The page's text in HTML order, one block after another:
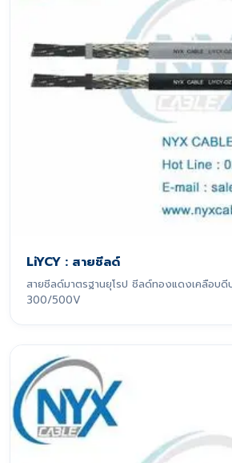
LiYCY : สายชีลด์
สายชีลด์มาตรฐานยุโรป ชีลด์ทองแดงเคลือบ
300/500V